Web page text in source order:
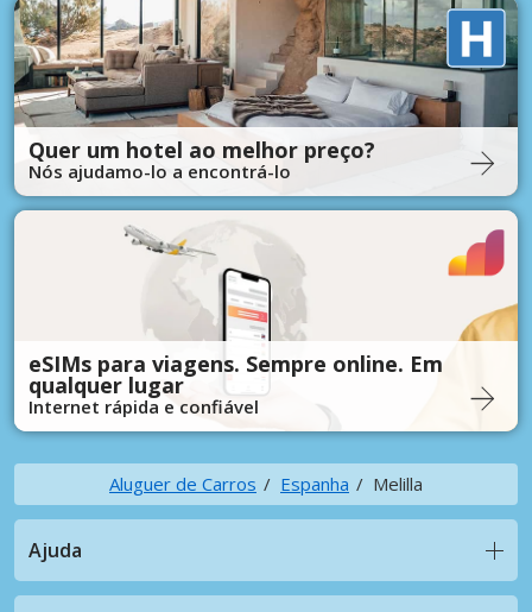
Quer um hotel ao melhor preço?
Nós ajudamo-lo a encontrá-lo
eSIMs para viagens. Sempre online. Em
qualquer lugar
Internet rápida e confiável
Aluguer de Carros Espanha Melilla
Ajuda